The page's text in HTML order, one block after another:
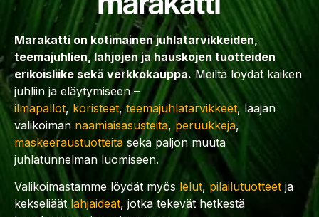
Marakatti on kotimainen juhlatarvikkeiden,
teemajuhlien, lahjojen ja hauskojen tuotteiden
erikoisliike sekä verkkokauppa. Meiltä löydät kaiken
juhliin ja eläytymiseen –
ilmapallot, koristeet,teemajuhlatarvikkeet, laajan
valikoiman naamiaisasusteita, peruukkeja,
maskeeraustuotteita sekä paljon muuta
juhlatunnelman luomiseen.
Valikoimastamme löydät myös lelut,pilailutuotteet ja
kekseliäät lahjaideat, jotka tekevät hetkestä